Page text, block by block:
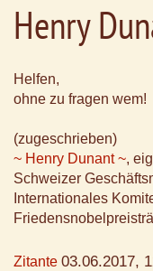
Henry
Helfen,
ohne zu fragen wem!
(zugeschrieben)
~ Henry Dunant ~,
Schweizer
Internationales
Zitante 03.06.2017,